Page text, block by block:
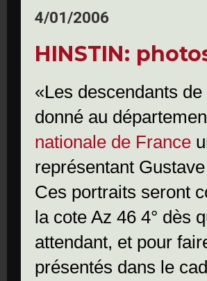
4/01/2006
HINSTIN:
«Les descendants
donné au
nationale de France
représentant
Ces portraits seront
la cote Az 46 4° dès
attendant, et pour
présentés dans le